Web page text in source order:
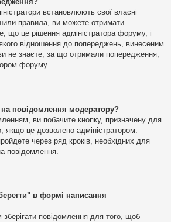
встановлюють свої власні
правила, ви можете отримати
що це рішення адміністратора форуму, і
відношення до попереджень, винесеним
не знаєте, за що отримали попередження,
форуму.
повідомлення модератору?
ви побачите кнопку, призначену для
якщо це дозволено адміністратором.
через ряд кроків, необхідних для
повідомлення.
в формі написання
повідомлення для того, щоб